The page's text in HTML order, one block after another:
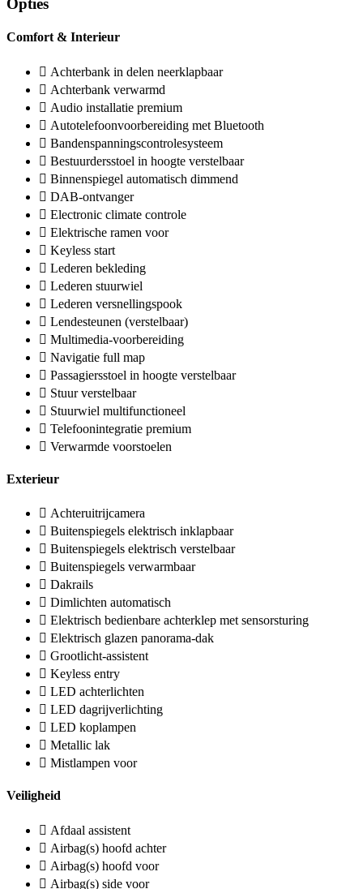
Opties
Comfort & Interieur
Achterbank in delen neerklapbaar
Achterbank verwarmd
Audio installatie premium
Autotelefoonvoorbereiding met Bluetooth
Bandenspanningscontrolesysteem
Bestuurdersstoel in hoogte verstelbaar
Binnenspiegel automatisch dimmend
DAB-ontvanger
Electronic climate controle
Elektrische ramen voor
Keyless start
Lederen bekleding
Lederen stuurwiel
Lederen versnellingspook
Lendesteunen (verstelbaar)
Multimedia-voorbereiding
Navigatie full map
Passagiersstoel in hoogte verstelbaar
Stuur verstelbaar
Stuurwiel multifunctioneel
Telefoonintegratie premium
Verwarmde voorstoelen
Exterieur
Achteruitrijcamera
Buitenspiegels elektrisch inklapbaar
Buitenspiegels elektrisch verstelbaar
Buitenspiegels verwarmbaar
Dakrails
Dimlichten automatisch
Elektrisch bedienbare achterklep met sensorsturing
Elektrisch glazen panorama-dak
Grootlicht-assistent
Keyless entry
LED achterlichten
LED dagrijverlichting
LED koplampen
Metallic lak
Mistlampen voor
Veiligheid
Afdaal assistent
Airbag(s) hoofd achter
Airbag(s) hoofd voor
Airbag(s) side voor